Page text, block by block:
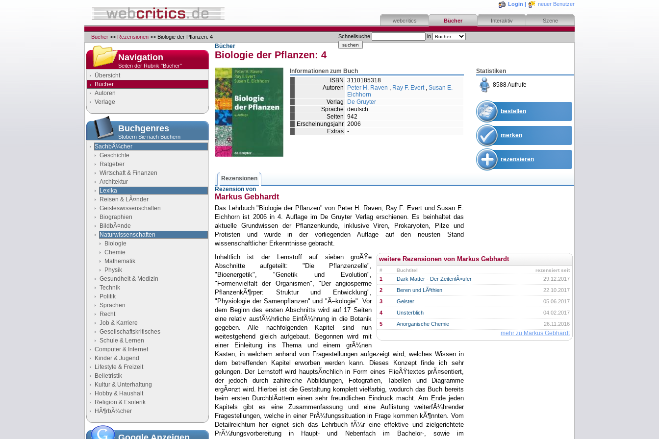
Login | neuer Benutzer
webcritics Bücher Interaktiv Szene
Schnellsuche in
Bücher >> Rezensionen >> Biologie der Pflanzen: 4
Navigation
Seiten der Rubrik "Bücher"
Übersicht
Bücher
Autoren
Verlage
Buchgenres
Stöbern Sie nach Büchern
SachbÃ¼cher
Geschichte
Ratgeber
Wirtschaft & Finanzen
Architektur
Lexika
Reisen & LÃ¤nder
Geisteswissenschaften
Biographien
BildbÃ¤nde
Naturwissenschaften
Biologie
Chemie
Mathematik
Physik
Gesundheit & Medizin
Technik
Politik
Sprachen
Recht
Job & Karriere
Gesellschaftskritisches
Schule & Lernen
Computer & Internet
Kinder & Jugend
Lifestyle & Freizeit
Belletristik
Kultur & Unterhaltung
Hobby & Haushalt
Religion & Esoterik
HÃ¶rbÃ¼cher
Bücher
Biologie der Pflanzen: 4
Statistiken
8588 Aufrufe
bestellen
merken
rezensieren
Informationen zum Buch
ISBN
3110185318
Autoren
Peter H. Raven , Ray F. Evert, Susan E.
Eichhorn
Verlag
De Gruyter
Sprache deutsch
Seiten 942
Erscheinungsjahr 2006
Extras -
Rezensionen
Rezension von
Markus Gebhardt
Das Lehrbuch "Biologie der Pflanzen" von Peter H. Raven, Ray F. Evert und Susan E.
Eichhorn ist 2006 in 4. Auflage im De Gruyter Verlag erschienen. Es beinhaltet das
aktuelle Grundwissen der Pflanzenkunde, inklusive Viren, Prokaryoten, Pilze und
Protisten und wurde in der vorliegenden Auflage auf den neusten Stand
wissenschaftlicher Erkenntnisse gebracht.
weitere Rezensionen von Markus Gebhardt
# rezensiert seit
Buchtitel
1 29.12.2017
Dark Matter - Der ZeitenlÃ¤ufer
2
22.10.2017
Beren und LÃºthien
3
05.06.2017
Geister
4
04.02.2017
Unsterblich
5
26.11.2016
Anorganische Chemie
mehr zu Markus Gebhardt
Inhaltlich ist der Lernstoff auf sieben groÃŸe
Abschnitte aufgeteilt: "Die Pflanzenzelle",
"Bioenergetik", "Genetik und Evolution",
"Formenvielfalt der Organismen", "Der angiosperme
PflanzenkÃ¶rper: Struktur und Entwicklung",
"Physiologie der Samenpflanzen" und "Ã–kologie". Vor
dem Beginn des ersten Abschnitts wird auf 17 Seiten
eine relativ ausfÃ¼hrliche EinfÃ¼hrung in die Botanik
gegeben. Alle nachfolgenden Kapitel sind nun
weitestgehend gleich aufgebaut. Begonnen wird mit
einer Einleitung ins Thema und einem grÃ¼nen
Kasten, in welchem anhand von Fragestellungen aufgezeigt wird, welches Wissen in
dem betreffenden Kapitel erworben werden kann. Dieses Konzept finde ich sehr
gelungen. Der Lernstoff wird hauptsÃ¤chlich in Form eines FlieÃŸtextes prÃ¤sentiert,
der jedoch durch zahlreiche Abbildungen, Fotografien, Tabellen und Diagramme
ergÃ¤nzt wird. Hierbei ist die Gestaltung komplett vielfarbig, wodurch das Buch bereits
beim ersten DurchblÃ¤ttern einen sehr freundlichen Eindruck macht. Am Ende jeden
Kapitels gibt es eine Zusammenfassung und eine Auflistung weiterfÃ¼hrender
Fragestellungen, welche in einer PrÃ¼fungssituation in Frage kommen kÃ¶nnten. Vom
Detailreichtum her eignet sich das Lehrbuch fÃ¼r eine effektive und zielgerichtete
PrÃ¼fungsvorbereitung in Haupt- und Nebenfach im Bachelor-, sowie im